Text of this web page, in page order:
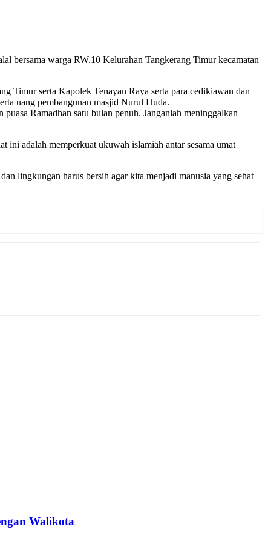
bersama warga RW.10 Kelurahan Tangkerang Timur kecamatan
Timur serta Kapolek Tenayan Raya serta para cedikiawan dan
uang pembangunan masjid Nurul Huda.
Ramadhan satu bulan penuh. Janganlah meninggalkan
ini adalah memperkuat ukuwah islamiah antar sesama umat
lingkungan harus bersih agar kita menjadi manusia yang sehat
Walikota